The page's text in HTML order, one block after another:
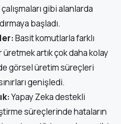
gibi alanlarda
başladı.
Basit komutlarla farklı
artık çok daha kolay
görsel üretim süreçleri
genişledi.
Yapay Zeka destekli
süreçlerinde hataların